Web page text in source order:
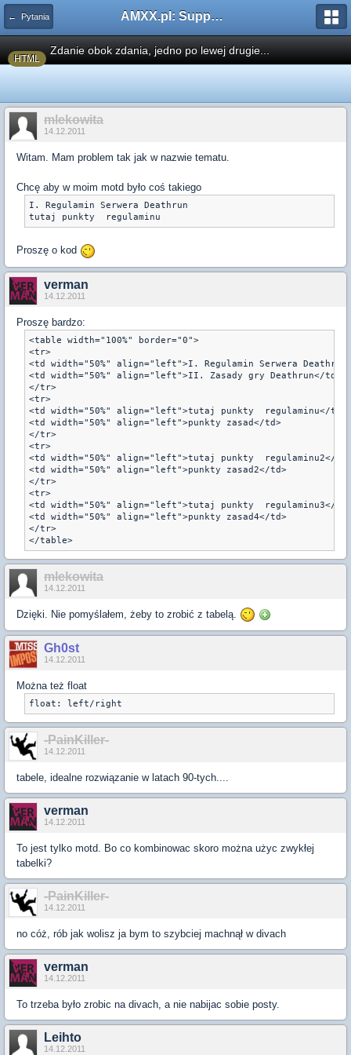
← Pytania AMXX.pl: Support AMX Mod X i SourceMod
HTML
Zdanie obok zdania, jedno po lewej drugie...
mlekowita
14.12.2011
Witam. Mam problem tak jak w nazwie tematu.
Chcę aby w moim motd było coś takiego
I. Regulamin Serwera Deathrun					II. Zasady gry Deathrun
Proszę o kod
verman
14.12.2011
Proszę bardzo:
<table width="100%" border="0">
<tr>
<td width="50%" align="left">I. Regulamin Serwera
<td width="50%" align="left">II. Zasady gry Deathrun</td>
</tr>
<tr>
<td width="50%" align="left">tutaj punkty  regulaminu</td>
<td width="50%" align="left">punkty zasad</td>
</tr>
<tr>
<td width="50%" align="left">tutaj punkty  regulaminu2</
<td width="50%" align="left">punkty zasad2</td>
</tr>
<tr>
<td width="50%" align="left">tutaj punkty  regulaminu3</
<td width="50%" align="left">punkty zasad4</td>
</tr>
</table>
mlekowita
14.12.2011
Dzięki. Nie pomyślałem, żeby to zrobić z tabelą.
Gh0st
14.12.2011
Można też float
float: left/right
-PainKiller-
14.12.2011
tabele, idealne rozwiązanie w latach 90-tych....
verman
14.12.2011
To jest tylko motd. Bo co kombinowac skoro można użyc zwykłej
tabelki?
-PainKiller-
14.12.2011
no cóż, rób jak wolisz ja bym to szybciej machnął w divach
verman
14.12.2011
To trzeba było zrobic na divach, a nie nabijac sobie posty.
Leihto
14.12.2011